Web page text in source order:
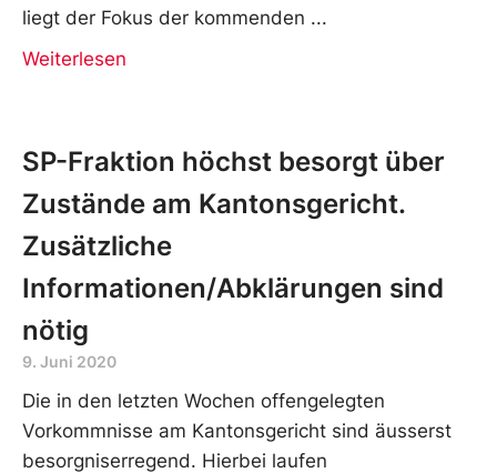
liegt der Fokus der kommenden
Weiterlesen
SP-Fraktion höchst besorgt über
Zustände am Kantonsgericht.
Zusätzliche
Informationen/Abklärungen sind
nötig
9. Juni 2020
Die in den letzten Wochen offengelegten
Vorkommnisse am Kantonsgericht sind äusserst
besorgniserregend. Hierbei laufen